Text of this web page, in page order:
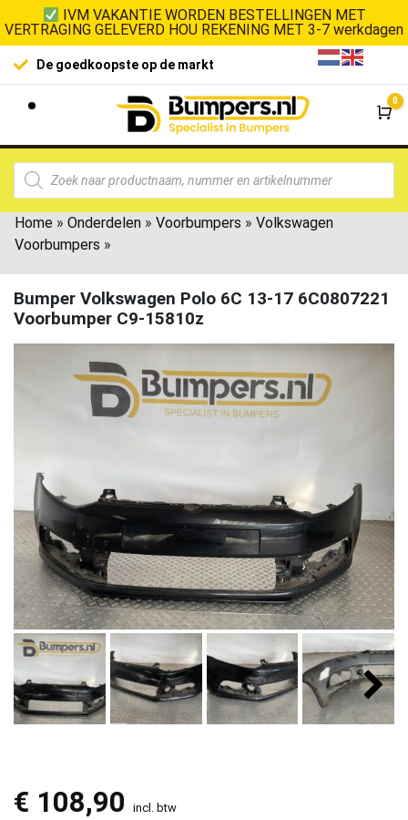
IVM VAKANTIE WORDEN BESTELLINGEN MET
VERTRAGING GELEVERD HOU REKENING MET 3-7 werkdagen
De goedkoopste op de markt
0
Home » Onderdelen » Voorbumpers » Volkswagen
Voorbumpers »
Bumper Volkswagen Polo 6C 13-17 6C0807221
Voorbumper C9-15810z
€ 108,90 incl. btw